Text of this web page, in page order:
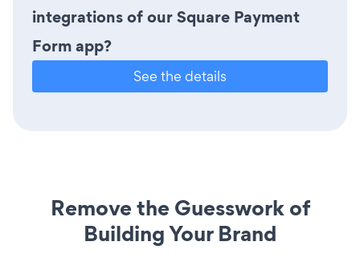
integrations of our Square Payment
Form app?
See the details
Remove the Guesswork of
Building Your Brand